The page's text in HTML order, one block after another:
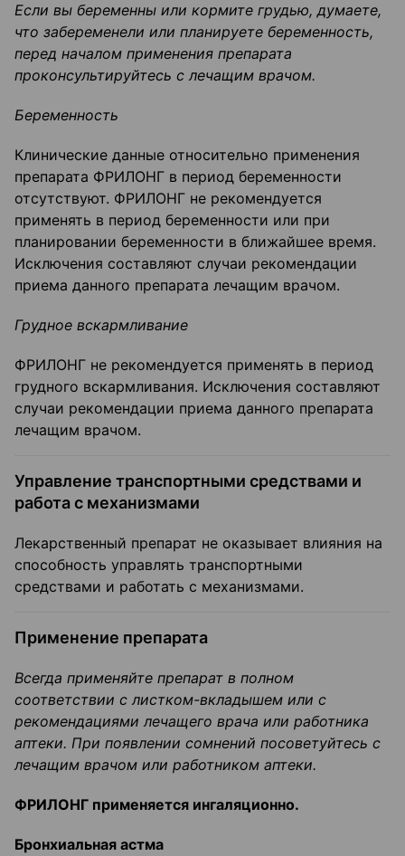
Если вы беременны или кормите грудью, думаете,
что забеременели или планируете беременность,
перед началом применения препарата
проконсультируйтесь с лечащим врачом.
Беременность
Клинические данные относительно применения
препарата ФРИЛОНГ в период беременности
отсутствуют. ФРИЛОНГ не рекомендуется
применять в период беременности или при
планировании беременности в ближайшее время.
Исключения составляют случаи рекомендации
приема данного препарата лечащим врачом.
Грудное вскармливание
ФРИЛОНГ не рекомендуется применять в период
грудного вскармливания. Исключения составляют
случаи рекомендации приема данного препарата
лечащим врачом.
Управление транспортными средствами и
работа с механизмами
Лекарственный препарат не оказывает влияния на
способность управлять транспортными
средствами и работать с механизмами.
Применение препарата
Всегда применяйте препарат в полном
соответствии с листком-вкладышем или с
рекомендациями лечащего врача или работника
аптеки. При появлении сомнений посоветуйтесь с
лечащим врачом или работником аптеки.
ФРИЛОНГ применяется ингаляционно.
Бронхиальная астма